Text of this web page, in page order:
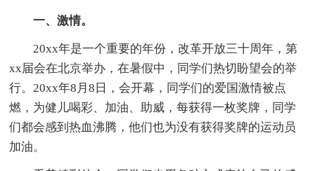
一、激情。
20xx年是一个重要的年份，改革开放三十周年，第
xx届会在北京举办，在暑假中，同学们热切盼望会的举
行。20xx年8月8日，会开幕，同学们的爱国激情被点
燃，为健儿喝彩、加油、助威，每获得一枚奖牌，同学
们都会感到热血沸腾，他们也为没有获得奖牌的运动员
加油。